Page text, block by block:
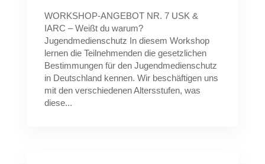
WORKSHOP-ANGEBOT NR. 7 USK &
IARC – Weißt du warum?
Jugendmedienschutz In diesem Workshop
lernen die Teilnehmenden die gesetzlichen
Bestimmungen für den Jugendmedienschutz
in Deutschland kennen. Wir beschäftigen uns
mit den verschiedenen Altersstufen, was
diese...